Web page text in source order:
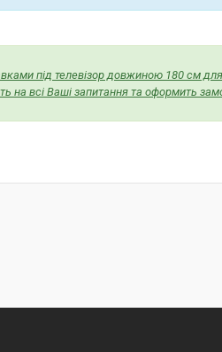
під телевізор довжиною 180 см
на всі Ваші запитання та оформить